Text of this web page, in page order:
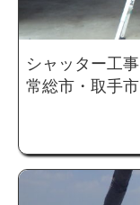
シャッター工
常総市・取手